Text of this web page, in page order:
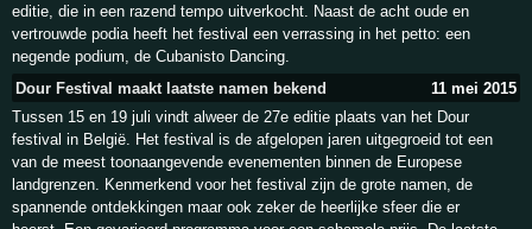
editie, die in een razend tempo uitverkocht. Naast de acht oude en
vertrouwde podia heeft het festival een verrassing in het petto: een
negende podium, de Cubanisto Dancing.
Dour Festival maakt laatste namen bekend
11 mei 2015
Tussen 15 en 19 juli vindt alweer de 27e editie plaats van het Dour
festival in België. Het festival is de afgelopen jaren uitgegroeid tot een
van de meest toonaangevende evenementen binnen de Europese
landgrenzen. Kenmerkend voor het festival zijn de grote namen, de
spannende ontdekkingen maar ook zeker de heerlijke sfeer die er